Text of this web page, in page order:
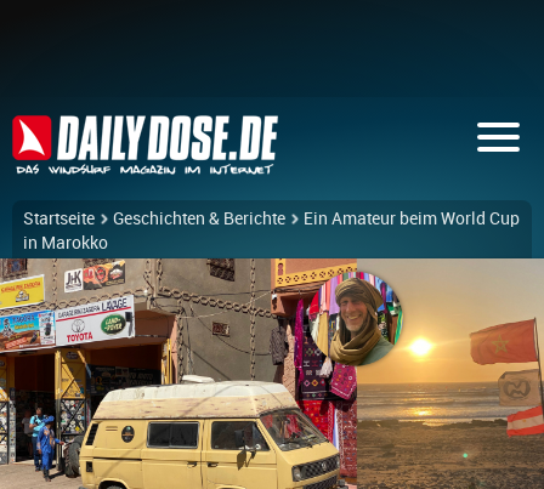
Startseite Geschichten & Berichte
Ein Amateur beim World Cup
in Marokko